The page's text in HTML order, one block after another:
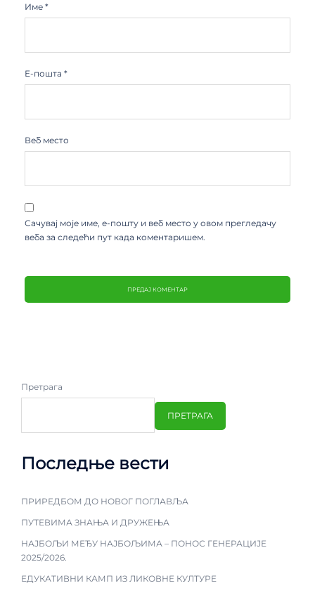
Име *
Е-пошта *
Веб место
Сачувај моје име, е-пошту и веб место у овом прегледачу
веба за следећи пут када коментаришем.
Претрага
ПРЕТРАГА
Последње вести
ПРИРЕДБОМ ДО НОВОГ ПОГЛАВЉА
ПУТЕВИМА ЗНАЊА И ДРУЖЕЊА
НАЈБОЉИ МЕЂУ НАЈБОЉИМА – ПОНОС ГЕНЕРАЦИЈЕ
2025/2026.
ЕДУКАТИВНИ КАМП ИЗ ЛИКОВНЕ КУЛТУРЕ